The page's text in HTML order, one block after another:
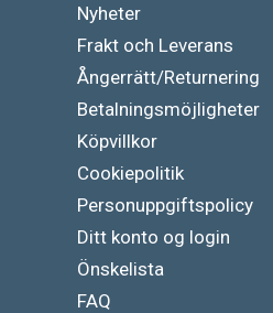
Nyheter
Frakt och Leverans
Ångerrätt/Returnering
Betalningsmöjligheter
Köpvillkor
Cookiepolitik
Personuppgiftspolicy
Ditt konto og login
Önskelista
FAQ